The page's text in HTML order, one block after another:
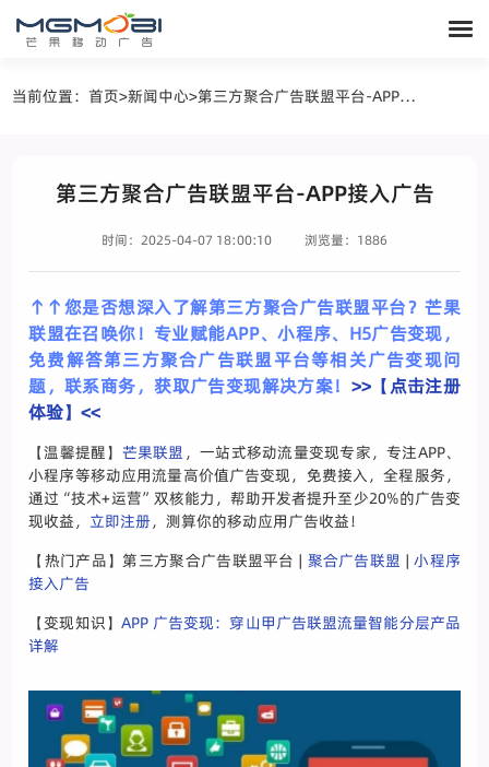
当前位置：首页>新闻中心> 第三方聚合广告联盟平台-APP接入广告
第三方聚合广告联盟平台-APP接入广告
时间：2025-04-07 18:00:10 浏览量：1886
↑↑您是否想深入了解第三方聚合广告联盟平台？芒果
联盟在召唤你！专业赋能APP、小程序、H5广告变现，
免费解答第三方聚合广告联盟平台等相关广告变现问
题，联系商务，获取广告变现解决方案！ >>【点击注册
体验】<<
【温馨提醒】 芒果联盟 ，一站式移动流量变现专家，专注APP、
小程序等移动应用流量高价值广告变现，免费接入，全程服务，
通过“技术+运营”双核能力，帮助开发者提升至少20%的广告变
现收益， 立即注册，测算你的移动应用广告收益！
【热门产品】第三方聚合广告联盟平台 | 聚合广告联盟 |小程序
接入广告
【变现知识】 APP 广告变现：穿山甲广告联盟流量智能分层产品
详解